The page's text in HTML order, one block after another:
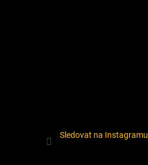
Sledovat na Instagramu